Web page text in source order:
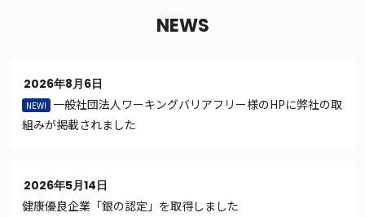
NEWS
2026年8月6日
NEW!
一般社団法人ワーキングバリアフリー様のHPに弊社の取
組みが掲載されました
2026年5月14日
健康優良企業「銀の認定」を取得しました